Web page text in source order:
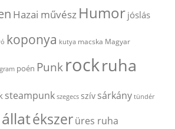
Hazai művész Humor jóslás
koponya kutya macska Magyar
poén Punkrockruha
steampunk szegecs szív sárkány tündér
állatékszerüres ruha